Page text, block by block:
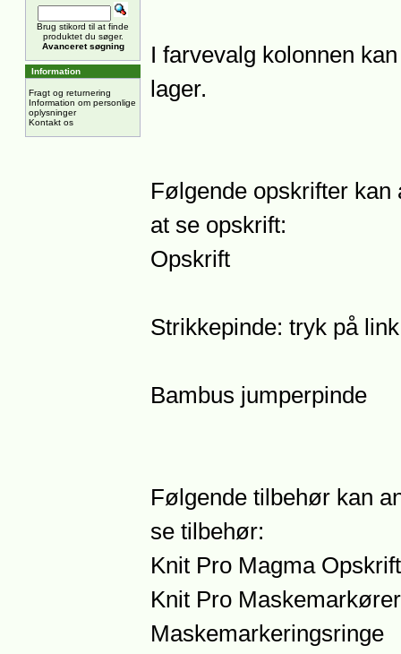
Brug stikord til at finde
produktet du søger.
Avanceret søgning
Information
Fragt og returnering
Information om personlige
oplysninger
Kontakt os
I farvevalg kolonnen
lager.
Følgende opskrifter
at se opskrift:
Opskrift
Strikkepinde: tryk på
Bambus jumperpinde
Følgende tilbehør kan
se tilbehør:
Knit Pro Magma
Knit Pro Maskemarkører
Maskemarkeringsringe